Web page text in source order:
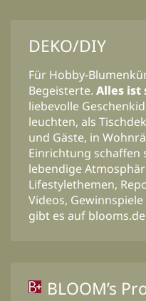
DEKO/DIY
Für Hobby-
Begeisterte. Alles ist
liebevolle
leuchten, als
und Gäste, in
Einrichtung schaffen
lebendige
Lifestylethemen,
Videos,
gibt es auf
BLOOM’s